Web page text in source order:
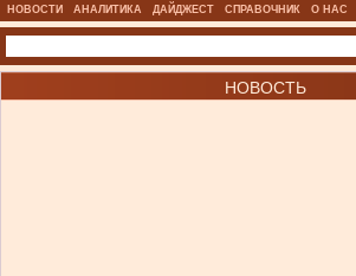
НОВОСТИ АНАЛИТИКА ДАЙДЖЕСТ СПРАВОЧНИК О НАС
НОВОСТЬ